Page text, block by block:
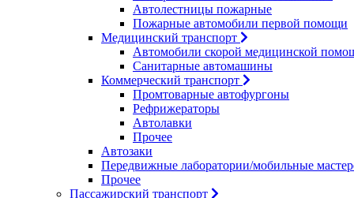
Автолестницы пожарные
Пожарные автомобили первой помощи
Медицинский транспорт
Автомобили скорой медицинской
Санитарные автомашины
Коммерческий транспорт
Промтоварные автофургоны
Рефрижераторы
Автолавки
Прочее
Автозаки
Передвижные лаборатории/мобильные
Прочее
Пассажирский транспорт